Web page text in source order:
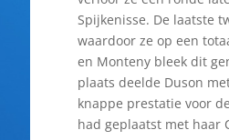
Spijkenisse. De laatste
waardoor ze op een
en Monteny bleek dit
plaats deelde Duson
knappe prestatie voor
had geplaatst met haar